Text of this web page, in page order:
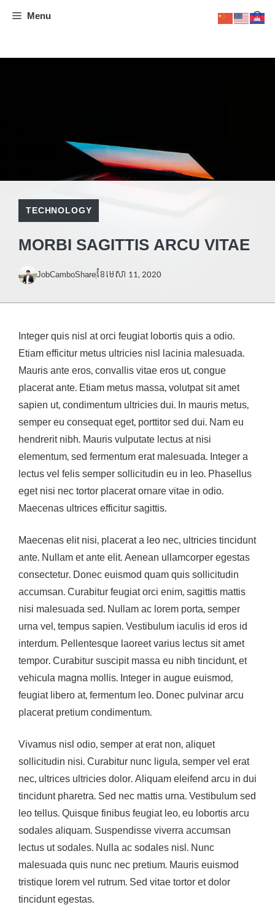
Skip Menu
TECHNOLOGY
MORBI SAGITTIS ARCU VITAE
JobCamboShareខែ​មេសា 11, 2020
Integer quis nisl at orci feugiat lobortis quis a odio.
Etiam efficitur metus ultricies nisl lacinia malesuada.
Mauris ante eros, convallis vitae eros ut, congue
placerat ante. Etiam metus massa, volutpat sit amet
sapien ut, condimentum ultricies dui. In mauris metus,
semper eu consequat eget, porttitor sed dui. Nam eu
hendrerit nibh. Mauris vulputate lectus at nisi
elementum, sed fermentum erat malesuada. Integer a
lectus vel felis semper sollicitudin eu in leo. Phasellus
eget nisi nec tortor placerat ornare vitae in odio.
Maecenas ultrices efficitur sagittis.
Maecenas elit nisi, placerat a leo nec, ultricies tincidunt
ante. Nullam et ante elit. Aenean ullamcorper egestas
consectetur. Donec euismod quam quis sollicitudin
accumsan. Curabitur feugiat orci enim, sagittis mattis
nisi malesuada sed. Nullam ac lorem porta, semper
urna vel, tempus sapien. Vestibulum iaculis id eros id
interdum. Pellentesque laoreet varius lectus sit amet
tempor. Curabitur suscipit massa eu nibh tincidunt, et
vehicula magna mollis. Integer in augue euismod,
feugiat libero at, fermentum leo. Donec pulvinar arcu
placerat pretium condimentum.
Vivamus nisl odio, semper at erat non, aliquet
sollicitudin nisi. Curabitur nunc ligula, semper vel erat
nec, ultrices ultricies dolor. Aliquam eleifend arcu in dui
tincidunt pharetra. Sed nec mattis urna. Vestibulum sed
leo tellus. Quisque finibus feugiat leo, eu lobortis arcu
sodales aliquam. Suspendisse viverra accumsan
lectus ut sodales. Nulla ac sodales nisl. Nunc
malesuada quis nunc nec pretium. Mauris euismod
tristique lorem vel rutrum. Sed vitae tortor et dolor
tincidunt egestas.